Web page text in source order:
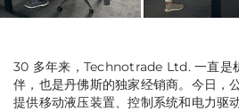
30 多年来，Technotrade Ltd. 一直是
伴，也是丹佛斯的独家经销商。今日，
提供移动液压装置、控制系统和电力驱